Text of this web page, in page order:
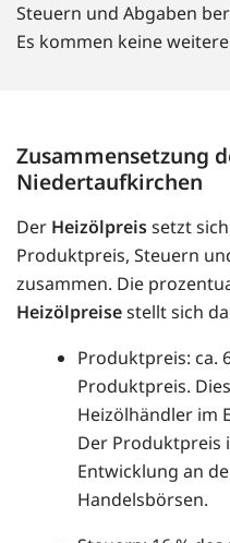
Steuern und Abgaben
Es kommen keine
Zusammensetzung
Niedertaufkirchen
Der Heizölpreissetzt
Produktpreis, Steuern
zusammen. Die
Heizölpreisestellt sich
Produktpreis: ca.
Produktpreis.
Heizölhändler im
Der Produktpreis
Entwicklung an
Handelsbörsen.